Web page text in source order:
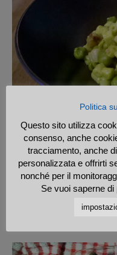
Ditalini con
Chef Ricettone
Carne
Ragù alla
Politica
Questo sito utilizza
consenso, anche
tracciamento, anche
personalizzata e offrirti
nonché per il
Se vuoi saperne